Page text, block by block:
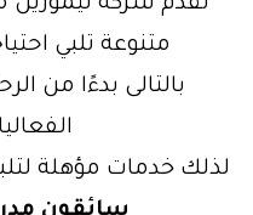
متنوعة تلبي
بالتالى بدءًا من
لذلك خدمات مؤهلة